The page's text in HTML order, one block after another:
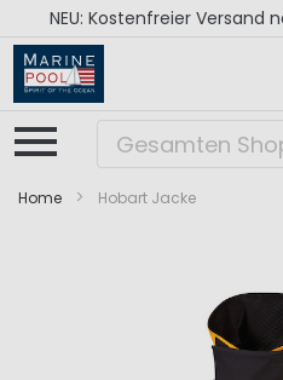
NEU: Kostenfreier Versand
Home Hobart Jacke